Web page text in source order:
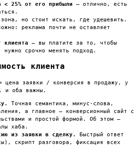
< 25% от его прибыли — отлично, есть
но стоит искать, где удешевить.
реклама почти не оставляет
клиента — вы платите за то, чтобы
нужно срочно менять подход.
клиента
цена заявки / конверсия в продажу, у
и оба важны.
Точная семантика, минус-слова,
а главное — конверсионный сайт с
и простой формой. Об этом —
хаба.
из заявки в сделку.
Быстрый ответ
скрипт разговора, фиксация всех